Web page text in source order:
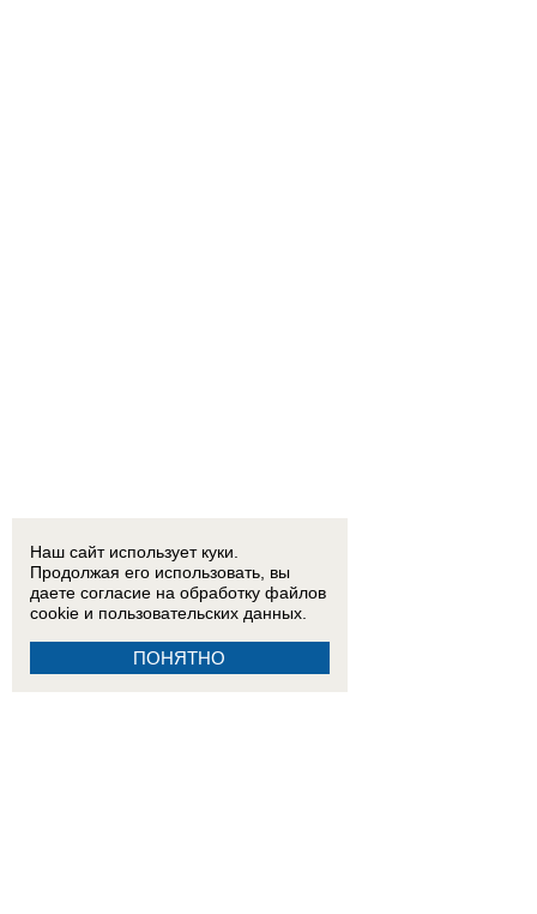
Наш сайт использует куки.
Продолжая его использовать, вы
даете согласие на обработку файлов
cookie и пользовательских данных.
ПОНЯТНО